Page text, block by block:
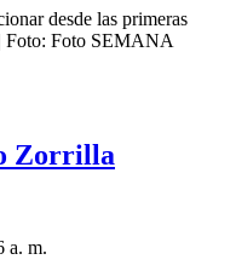
desde las primeras
| Foto: Foto SEMANA
Zorrilla
a. m.